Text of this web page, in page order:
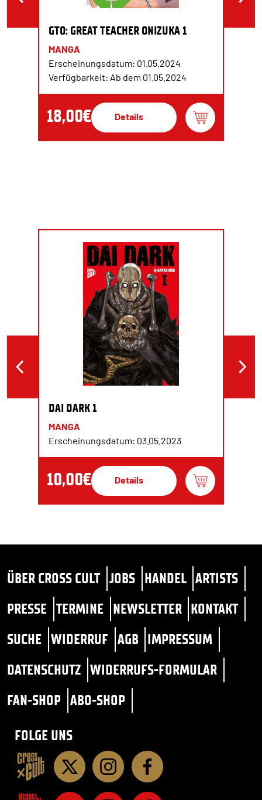
GTO: GREAT TEACHER ONIZUKA 1
MANGA
Erscheinungsdatum: 01.05.2024
Verfügbarkeit: Ab dem 01.05.2024
18,00€ Details
DAI DARK 1
MANGA
Erscheinungsdatum: 03.05.2023
10,00€ Details
ÜBER CROSS CULT JOBS HANDEL ARTISTS
PRESSE TERMINE NEWSLETTER KONTAKT
SUCHE WIDERRUF AGB IMPRESSUM
DATENSCHUTZ WIDERRUFS-FORMULAR
FAN-SHOP ABO-SHOP
FOLGE UNS